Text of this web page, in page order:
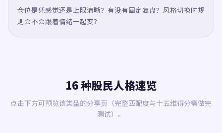
仓位是凭感觉还是上限清晰？有没有固定复盘？风格切换时规
则会不会跟着情绪一起变？
16 种股民人格速览
点击下方可预览该类型的分享页（完整匹配度与十五维得分需做完
测试）。